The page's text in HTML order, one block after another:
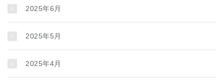
2025年6月
2025年5月
2025年4月